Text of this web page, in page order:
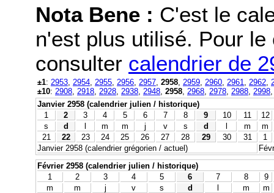
Nota Bene : C'est le
n'est plus utilisé. Pour
consulter calendrier de
±1: 2953 2954 2955 2956 2957 2958 2959 2960 2961 2962
±10: 2908 2918 2928 2938 2948 2958 2968 2978 2988 2998
Janvier 2958 (calendrier julien / historique)
1
2 3 4 5 6 7 8 9 10 11
12
s
d l m m j v s d l m
m
21
22 23 24 25 26 27 28 29 30 31
1
Janvier 2958 (calendrier grégorien / actuel)
Février 2958 (calendrier julien / historique)
1
2 3 4 5 6 7 8
9
m
m j v s d m
m